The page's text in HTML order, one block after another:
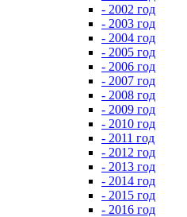
- 2002 год
- 2003 год
- 2004 год
- 2005 год
- 2006 год
- 2007 год
- 2008 год
- 2009 год
- 2010 год
- 2011 год
- 2012 год
- 2013 год
- 2014 год
- 2015 год
- 2016 год